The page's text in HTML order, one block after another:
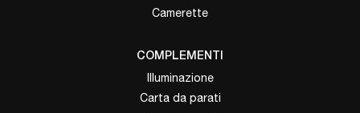
Camerette
COMPLEMENTI
Illuminazione
Carta da parati